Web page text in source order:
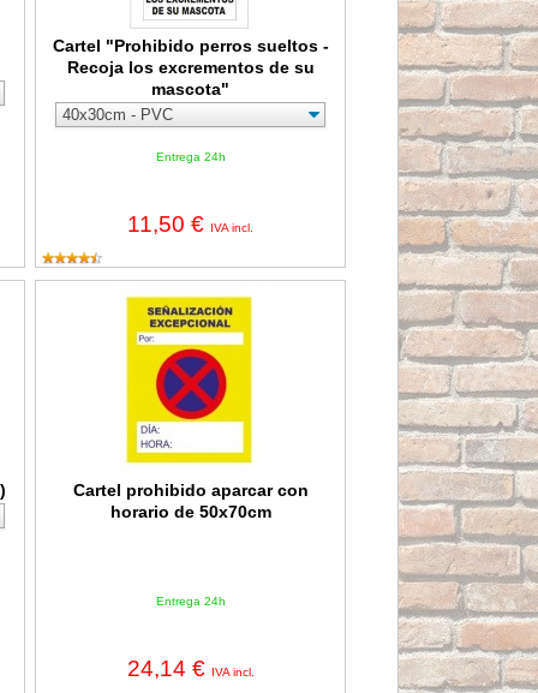
Cartel "Prohibido perros sueltos -
Recoja los excrementos de su
mascota"
Entrega 24h
11,50 € IVA incl.
Cartel prohibido aparcar con
horario de 50x70cm
Entrega 24h
24,14 € IVA incl.
Cartel prohibido aparcar con horario de 50x70cm